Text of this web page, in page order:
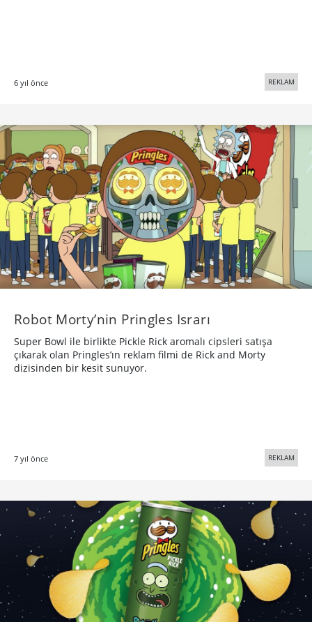
6 yıl önce REKLAM
Robot Morty’nin Pringles Israrı
Super Bowl ile birlikte Pickle Rick aromalı cipsleri satışa
çıkarak olan Pringles’ın reklam filmi de Rick and Morty
dizisinden bir kesit sunuyor.
7 yıl önce REKLAM